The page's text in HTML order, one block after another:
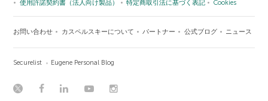
使用許諾契約書（法人向け製品）
特定商取引法に基づく表記 Cookies
お問い合わせ カスペルスキーについて パートナー 公式ブログ ニュース
Securelist Eugene Personal Blog